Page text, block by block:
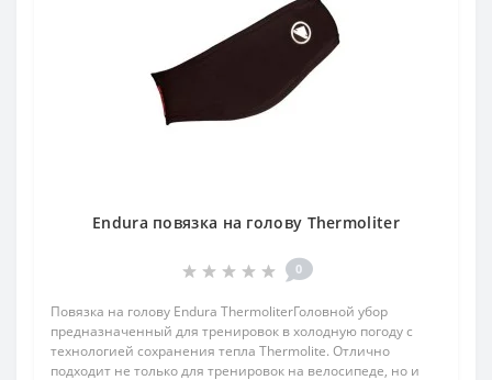
Endura повязка на голову Thermoliter
0
Повязка на голову Endura ThermoliterГоловной убор
предназначенный для тренировок в холодную погоду с
технологией сохранения тепла Thermolite. Отлично
подходит не только для тренировок на велосипеде, но и